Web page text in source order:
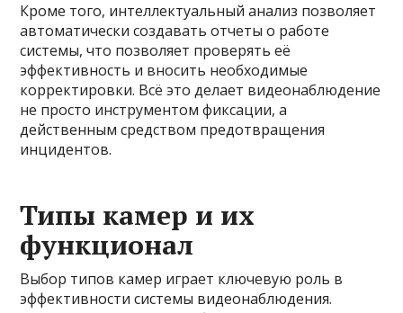
Кроме того, интеллектуальный анализ позволяет
автоматически создавать отчеты о работе
системы, что позволяет проверять её
эффективность и вносить необходимые
корректировки. Всё это делает видеонаблюдение
не просто инструментом фиксации, а
действенным средством предотвращения
инцидентов.
Типы камер и их
функционал
Выбор типов камер играет ключевую роль в
эффективности системы видеонаблюдения.